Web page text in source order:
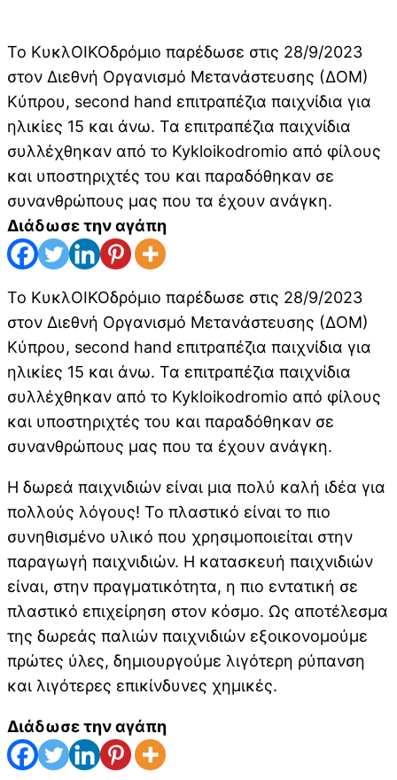
To ΚυκλΟΙΚΟδρόμιο παρέδωσε στις 28/9/2023
στον Διεθνή Οργανισμό Μετανάστευσης (ΔΟΜ)
Κύπρου, second hand επιτραπέζια παιχνίδια για
ηλικίες 15 και άνω. Τα επιτραπέζια παιχνίδια
συλλέχθηκαν από το Kykloikodromio από φίλους
και υποστηριχτές του και παραδόθηκαν σε
συνανθρώπους μας που τα έχουν ανάγκη.
Διάδωσε την αγάπη
To ΚυκλΟΙΚΟδρόμιο παρέδωσε στις 28/9/2023
στον Διεθνή Οργανισμό Μετανάστευσης (ΔΟΜ)
Κύπρου, second hand επιτραπέζια παιχνίδια για
ηλικίες 15 και άνω. Τα επιτραπέζια παιχνίδια
συλλέχθηκαν από το Kykloikodromio από φίλους
και υποστηριχτές του και παραδόθηκαν σε
συνανθρώπους μας που τα έχουν ανάγκη.
Η δωρεά παιχνιδιών είναι μια πολύ καλή ιδέα για
πολλούς λόγους! Το πλαστικό είναι το πιο
συνηθισμένο υλικό που χρησιμοποιείται στην
παραγωγή παιχνιδιών. Η κατασκευή παιχνιδιών
είναι, στην πραγματικότητα, η πιο εντατική σε
πλαστικό επιχείρηση στον κόσμο. Ως αποτέλεσμα
της δωρεάς παλιών παιχνιδιών εξοικονομούμε
πρώτες ύλες, δημιουργούμε λιγότερη ρύπανση
και λιγότερες επικίνδυνες χημικές.
Διάδωσε την αγάπη